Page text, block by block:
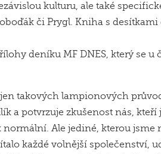
kulturu, ale také
či Prygl. Kniha s
deníku MF DNES, který se u
takových lampionových
a potvrzuje zkušenost nás, kteří
Ale jediné, kterou jsme
každé volnější společenství,